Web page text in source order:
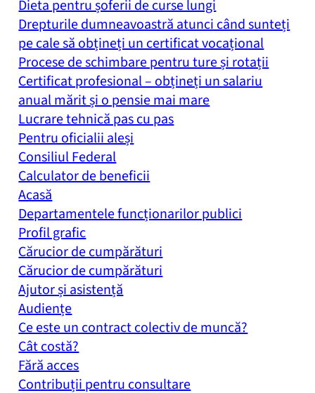
Dieta pentru șoferii de curse lungi
Drepturile dumneavoastră atunci când sunteți
pe cale să obțineți un certificat vocațional
Procese de schimbare pentru ture și rotații
Certificat profesional – obțineți un salariu
anual mărit și o pensie mai mare
Lucrare tehnică pas cu pas
Pentru oficialii aleși
Consiliul Federal
Calculator de beneficii
Acasă
Departamentele funcționarilor publici
Profil grafic
Cărucior de cumpărături
Cărucior de cumpărături
Ajutor și asistență
Audiențe
Ce este un contract colectiv de muncă?
Cât costă?
Fără acces
Contribuții pentru consultare